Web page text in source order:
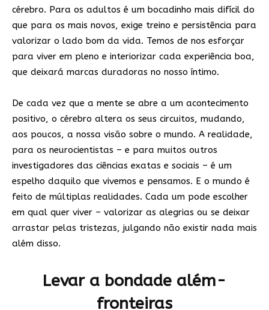
cérebro. Para os adultos é um bocadinho mais difícil do
que para os mais novos, exige treino e persistência para
valorizar o lado bom da vida. Temos de nos esforçar
para viver em pleno e interiorizar cada experiência boa,
que deixará marcas duradoras no nosso íntimo.
De cada vez que a mente se abre a um acontecimento
positivo, o cérebro altera os seus circuitos, mudando,
aos poucos, a nossa visão sobre o mundo. A realidade,
para os neurocientistas – e para muitos outros
investigadores das ciências exatas e sociais – é um
espelho daquilo que vivemos e pensamos. E o mundo é
feito de múltiplas realidades. Cada um pode escolher
em qual quer viver – valorizar as alegrias ou se deixar
arrastar pelas tristezas, julgando não existir nada mais
além disso.
Levar a bondade além-
fronteiras